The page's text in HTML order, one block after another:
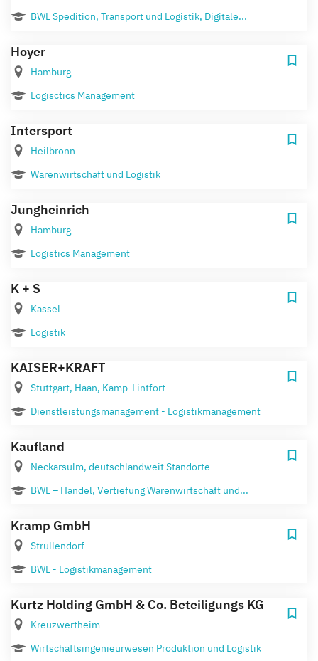
BWL Spedition, Transport und Logistik, Digitale...
Hoyer
Hamburg
Logisctics Management
Intersport
Heilbronn
Warenwirtschaft und Logistik
Jungheinrich
Hamburg
Logistics Management
K + S
Kassel
Logistik
KAISER+KRAFT
Stuttgart, Haan, Kamp-Lintfort
Dienstleistungsmanagement - Logistikmanagement
Kaufland
Neckarsulm, deutschlandweit Standorte
BWL – Handel, Vertiefung Warenwirtschaft und...
Kramp GmbH
Strullendorf
BWL - Logistikmanagement
Kurtz Holding GmbH & Co. Beteiligungs KG
Kreuzwertheim
Wirtschaftsingenieurwesen Produktion und Logistik